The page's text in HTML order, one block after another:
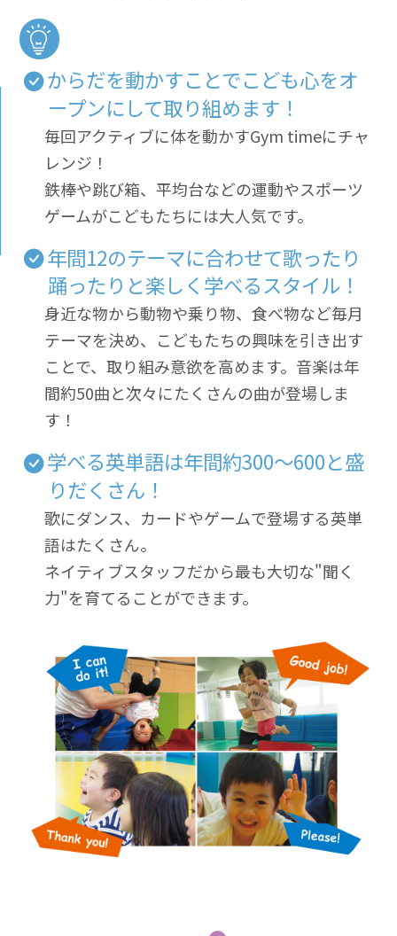
からだを動かすことでこども心をオ
ープンにして取り組めます！
毎回アクティブに体を動かすGym timeにチャ
レンジ！
鉄棒や跳び箱、平均台などの運動やスポーツ
ゲームがこどもたちには大人気です。
年間12のテーマに合わせて歌ったり
踊ったりと楽しく学べるスタイル！
身近な物から動物や乗り物、食べ物など毎月
テーマを決め、こどもたちの興味を引き出す
ことで、取り組み意欲を高めます。音楽は年
間約50曲と次々にたくさんの曲が登場しま
す！
学べる英単語は年間約300～600と盛
りだくさん！
歌にダンス、カードやゲームで登場する英単
語はたくさん。
ネイティブスタッフだから最も大切な"聞く
力"を育てることができます。